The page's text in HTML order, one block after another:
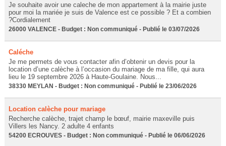
Je souhaite avoir une caleche de mon appartement à la mairie juste
pour moi la mariée je suis de Valence est ce possible ? Et a combien
?Cordialement
26000 VALENCE - Budget : Non communiqué - Publié le 03/07/2026
Caléche
Je me permets de vous contacter afin d’obtenir un devis pour la
location d’une calèche à l’occasion du mariage de ma fille, qui aura
lieu le 19 septembre 2026 à Haute-Goulaine. Nous...
38330 MEYLAN - Budget : Non communiqué - Publié le 23/06/2026
Location calèche pour mariage
Recherche calèche, trajet champ le bœuf, mairie maxeville puis
Villers les Nancy. 2 adulte 4 enfants
54200 ECROUVES - Budget : Non communiqué - Publié le 06/06/2026